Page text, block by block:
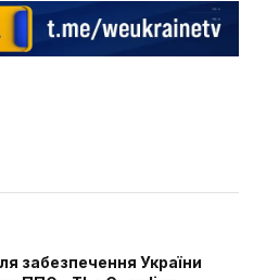
забезпечення України